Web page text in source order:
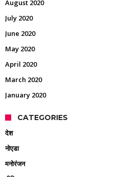
August 2020
July 2020
June 2020
May 2020
April 2020
March 2020
January 2020
CATEGORIES
देश
नोएडा
मनोरंजन